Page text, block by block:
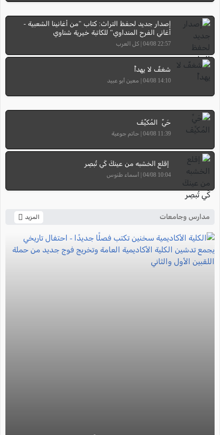
إصدار جديد لحفظ التراث: كتاب "من أغانينا الشعبية -
أغاني الفرح المنداوي" للكاتبة خيرية شناوي
22:57 04/08 | كل العرب
شغفٌ لا يهدأُ
14:10 04/08 | معين أبو عبيد
حَيِّ المُكيِّفَ
11:39 04/08 | حاتم جوعية
إقلع الخشبه من عينكَ كَي تُبصِر
10:04 04/08 | أسماء طنوس
مدارس وجامعات المزيد